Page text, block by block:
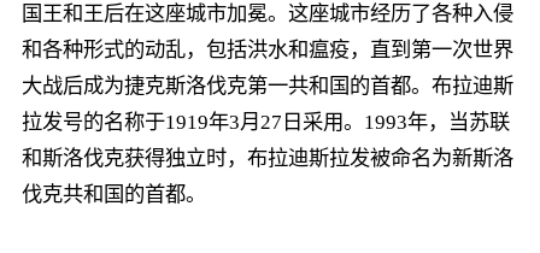
国王和王后在这座城市加冕。这座城市经历了各种入侵
和各种形式的动乱，包括洪水和瘟疫，直到第一次世界
大战后成为捷克斯洛伐克第一共和国的首都。布拉迪斯
拉发号的名称于1919年3月27日采用。1993年，当苏联
和斯洛伐克获得独立时，布拉迪斯拉发被命名为新斯洛
伐克共和国的首都。